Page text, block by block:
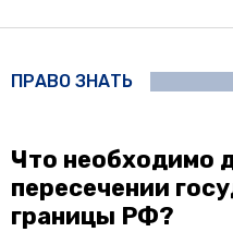
ПРАВО ЗНАТЬ
Что необходимо
пересечении
границы РФ?